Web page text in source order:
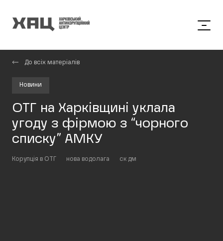
До всіх матеріалів
Новини
ОТГ на Харківщині уклала
угоду з фірмою з “чорного
списку” АМКУ
Корупція в ОТГ нова водолага ск дм